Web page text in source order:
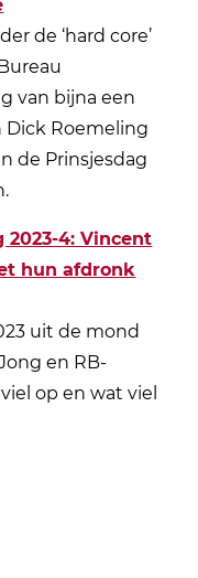
de ‘hard core’
van bijna een
Dick Roemeling
de Prinsjesdag
2023-4: Vincent
hun afdronk
uit de mond
en RB-
op en wat viel